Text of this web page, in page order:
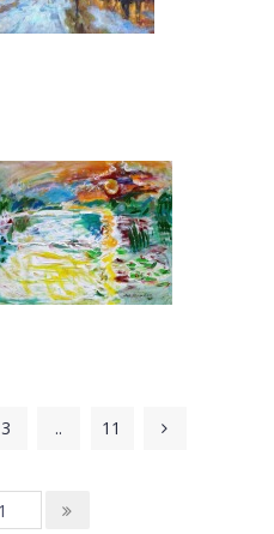
3 .. 11